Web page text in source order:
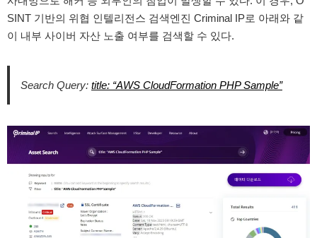
SINT 기반의 위협 인텔리전스 검색엔진 Criminal IP로 아래와 같
이 내부 사이버 자산 노출 여부를 검색할 수 있다.
Search Query: title: “AWS CloudFormation PHP Sample”